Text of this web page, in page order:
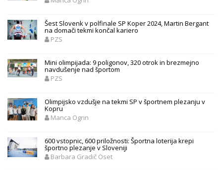
Šest Slovenk v polfinale SP Koper 2024, Martin Bergant
na domači tekmi končal kariero
PZS
Mini olimpijada: 9 poligonov, 320 otrok in brezmejno
navdušenje nad športom
PZS
Olimpijsko vzdušje na tekmi SP v športnem plezanju v
Kopru
Manca Ogrin
600 vstopnic, 600 priložnosti: Športna loterija krepi
športno plezanje v Sloveniji
Barbara Gradič Oset